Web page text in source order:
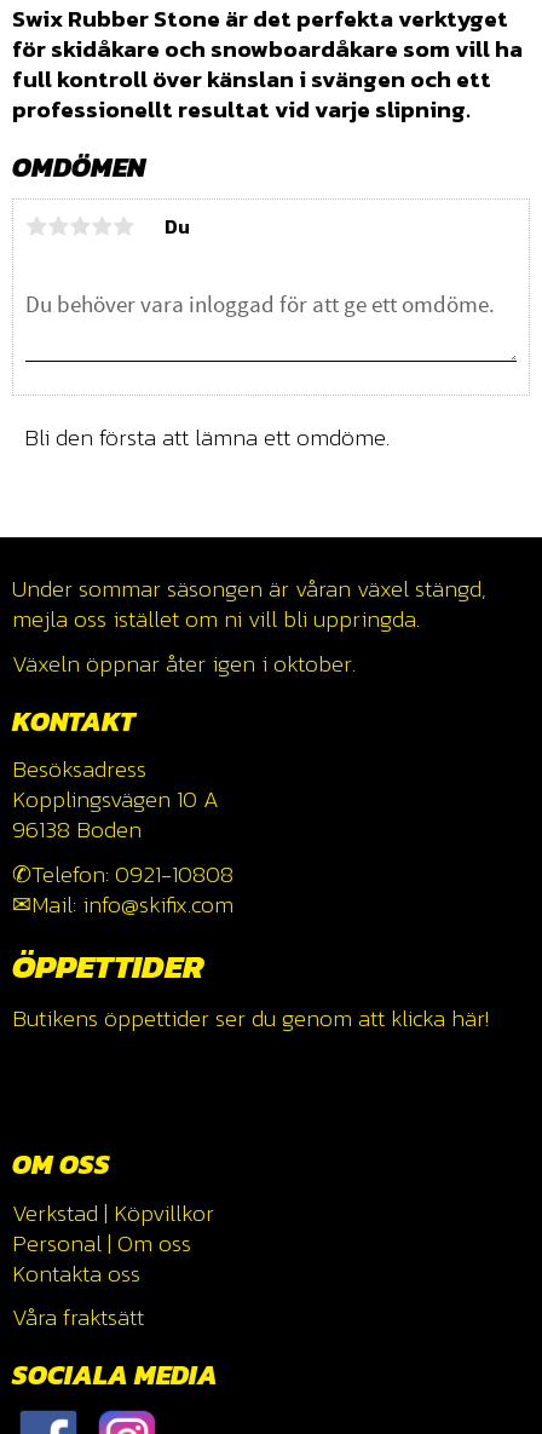
Swix Rubber Stone är det perfekta verktyget
för skidåkare och snowboardåkare som vill ha
full kontroll över känslan i svängen och ett
professionellt resultat vid varje slipning.
OMDÖMEN
Du
Bli den första att lämna ett omdöme.
Under sommar säsongen är våran växel stängd,
mejla oss istället om ni vill bli uppringda.
Växeln öppnar åter igen i oktober.
KONTAKT
Besöksadress
Kopplingsvägen 10 A
96138 Boden
✆Telefon: 0921-10808
✉Mail: info@skifix.com
ÖPPETTIDER
Butikens öppettider ser du genom att klicka här!
OM OSS
Verkstad | Köpvillkor
Personal| Om oss
Kontakta oss
Våra fraktsätt
SOCIALA MEDIA